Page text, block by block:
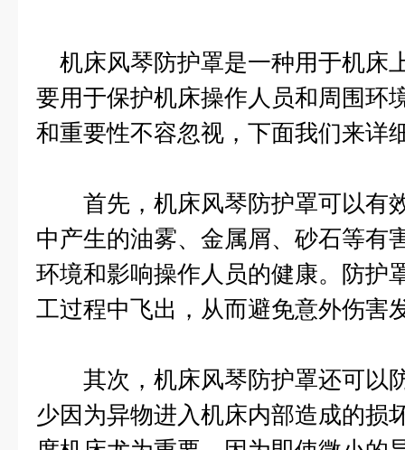
机床风琴防护罩是一种用于机床
要用于保护机床操作人员和周围环
和重要性不容忽视，下面我们来详
首先，机床风琴防护罩可以有
中产生的油雾、金属屑、砂石等有
环境和影响操作人员的健康。防护
工过程中飞出，从而避免意外伤害
其次，机床风琴防护罩还可以
少因为异物进入机床内部造成的损